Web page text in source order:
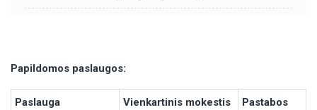
Papildomos paslaugos:
Paslauga Vienkartinis mokestis Pastabos